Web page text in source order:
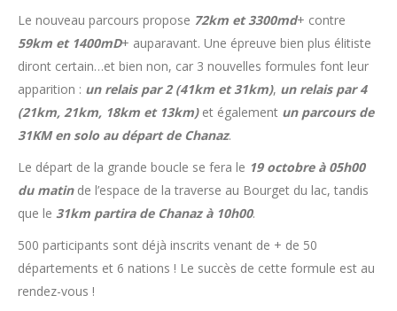
Le nouveau parcours propose 72km et 3300md+ contre
59km et 1400mD+ auparavant. Une épreuve bien plus élitiste
diront certain…et bien non, car 3 nouvelles formules font leur
apparition : un relais par 2 (41km et 31km), un relais par 4
(21km, 21km, 18km et 13km)et également un parcours de
31KM en solo au départ de Chanaz.
Le départ de la grande boucle se fera le 19 octobre à 05h00
du matinde l’espace de la traverse au Bourget du lac, tandis
que le 31km partira de Chanaz à 10h00.
500 participants sont déjà inscrits venant de + de 50
départements et 6 nations ! Le succès de cette formule est au
rendez-vous !